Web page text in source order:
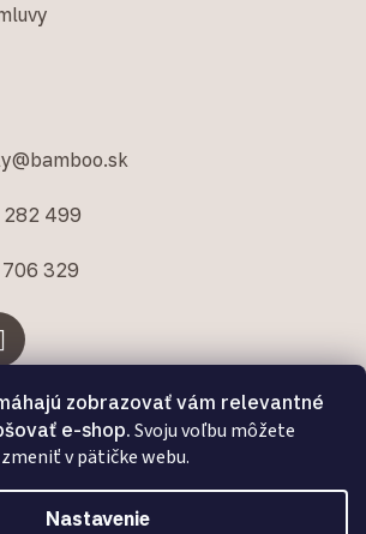
zobrazovať vám relevantné
e-shop. Svoju voľbu môžete
v pätičke webu.
Nastavenie
@bamboo.sk
499
329